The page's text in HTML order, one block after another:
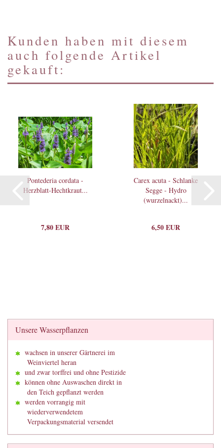
Kunden haben mit diesem
auch folgende Artikel
gekauft:
Pontederia cordata -
Herzblatt-Hechtkraut...
7,80 EUR
Carex acuta - Schlanke
Segge - Hydro
(wurzelnackt)...
6,50 EUR
Unsere Wasserpflanzen
wachsen in unserer Gärtnerei im
Weinviertel heran
und zwar torffrei und ohne Pestizide
können ohne Auswaschen direkt in
den Teich gepflanzt werden
werden vorrangig mit
wiederverwendetem
Verpackungsmaterial versendet